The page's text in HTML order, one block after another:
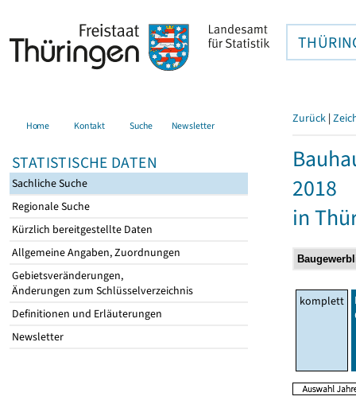
Home Kontakt Suche Newsletter
STATISTISCHE DATEN
Sachliche Suche
Regionale Suche
Kürzlich bereitgestellte Daten
Allgemeine Angaben, Zuordnungen
Gebietsveränderungen,
Änderungen zum Schlüsselverzeichnis
Definitionen und Erläuterungen
Newsletter
Zurück |
2018
in
komplett